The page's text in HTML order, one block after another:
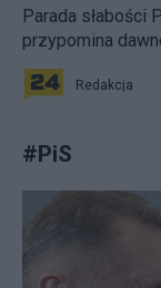
Parada słabości
przypomina
Redakcja
#PiS